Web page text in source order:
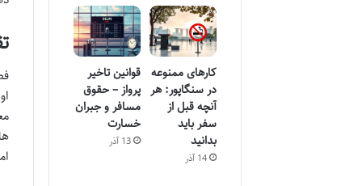
کارهای ممنوعه
در سنگاپور: هر
آنچه قبل از
سفر باید
بدانید
14 آذر
قوانین تاخیر
پرواز – حقوق
مسافر و جبران
خسارت
13 آذر